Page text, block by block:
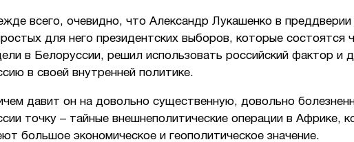
всего, очевидно, что Александр Лукашенко в преддверии
для него президентских выборов, которые состоятся
в Белоруссии, решил использовать российский фактор и
в своей внутренней политике.
давит он на довольно существенную, довольно
точку – тайные внешнеполитические операции в Африке,
большое экономическое и геополитическое значение.